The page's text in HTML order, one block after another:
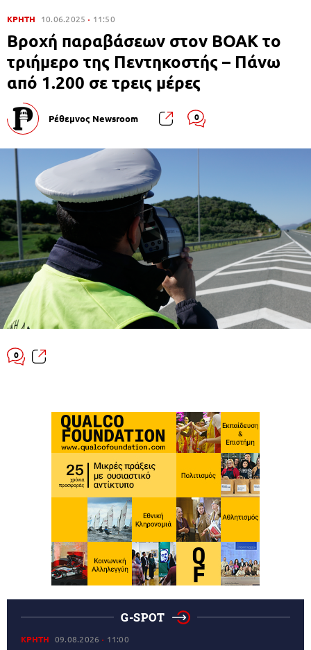
ΚΡΗΤΗ 10.06.2025 11:50
Βροχή παραβάσεων στον ΒΟΑΚ το
τριήμερο της Πεντηκοστής – Πάνω
από 1.200 σε τρεις μέρες
Ρέθεμνος Newsroom 0
0
G-SPOT
ΚΡΗΤΗ 09.08.2026 11:00